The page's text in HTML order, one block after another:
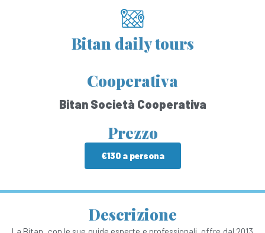
Bitan daily tours
Cooperativa
Bitan Società Cooperativa
Prezzo
€130 a persona
Descrizione